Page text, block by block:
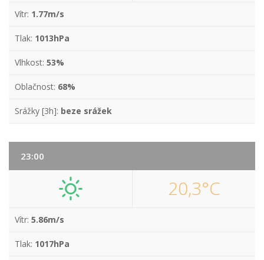
Vítr: 1.77m/s
Tlak: 1013hPa
Vlhkost: 53%
Oblačnost: 68%
Srážky [3h]: beze srážek
23:00
20,3°C
Vítr: 5.86m/s
Tlak: 1017hPa